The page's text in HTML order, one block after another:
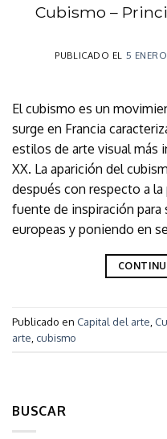
Cubismo –
PUBLICADO EL 5
El cubismo es un
surge en Francia
estilos de arte visual más
XX. La aparición del
después con respecto a
fuente de inspiración para
europeas y poniendo en
Publicado en Capital del arte
arte cubismo
BUSCAR